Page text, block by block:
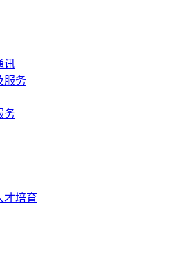
讯
服务
务
才培育